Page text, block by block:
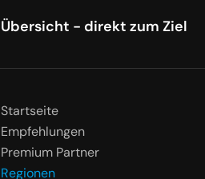
Übersicht - direkt zum Ziel
Startseite
Empfehlungen
Premium Partner
Regionen